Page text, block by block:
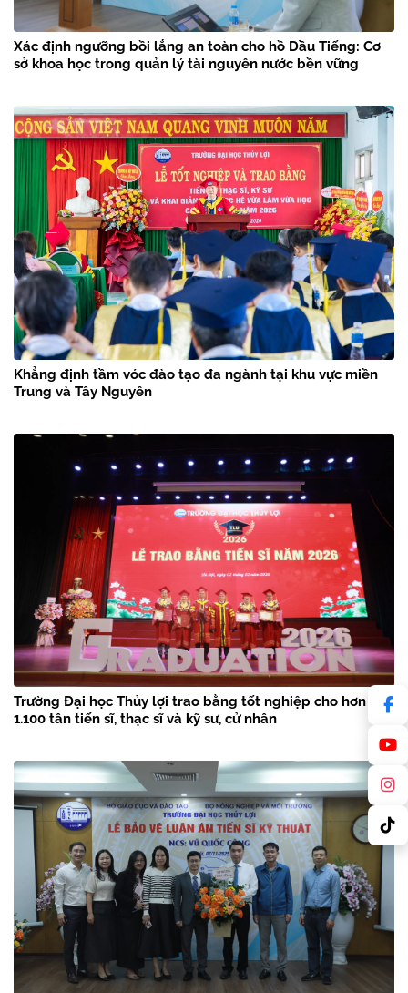
Xác định ngưỡng bồi lắng an toàn cho hồ Dầu Tiếng: Cơ
sở khoa học trong quản lý tài nguyên nước bền vững
Khẳng định tầm vóc đào tạo đa ngành tại khu vực miền
Trung và Tây Nguyên
Trường Đại học Thủy lợi trao bằng tốt nghiệp cho hơn
1.100 tân tiến sĩ, thạc sĩ và kỹ sư, cử nhân